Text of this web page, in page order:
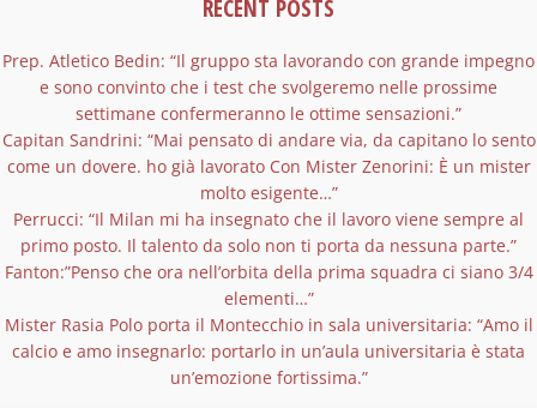
RECENT POSTS
Prep. Atletico Bedin: “Il gruppo sta lavorando con grande impegno
e sono convinto che i test che svolgeremo nelle prossime
settimane confermeranno le ottime sensazioni.”
Capitan Sandrini: “Mai pensato di andare via, da capitano lo sento
come un dovere. ho già lavorato Con Mister Zenorini: È un mister
molto esigente…”
Perrucci: “Il Milan mi ha insegnato che il lavoro viene sempre al
primo posto. Il talento da solo non ti porta da nessuna parte.”
Fanton:”Penso che ora nell’orbita della prima squadra ci siano 3/4
elementi…”
Mister Rasia Polo porta il Montecchio in sala universitaria: “Amo il
calcio e amo insegnarlo: portarlo in un’aula universitaria è stata
un’emozione fortissima.”